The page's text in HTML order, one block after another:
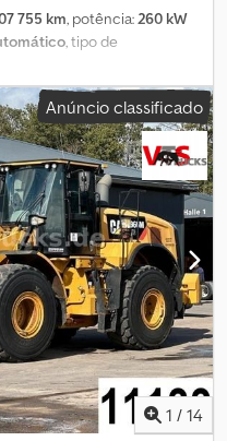
755 km, potência:260 kW
, tipo de
dos pneus:
6x6, primeira matrícula:
de fabrico:2009,
reboque, ar condicionado,
de bordo, controlo de
adicionais = - Aquecimento -
- Comando
Ahgjck - Direcção
- Luzes de nevoeiro -
= Campo de
60% GVW: 55.000 kg Preço
Anúncio classificado
1 / 14